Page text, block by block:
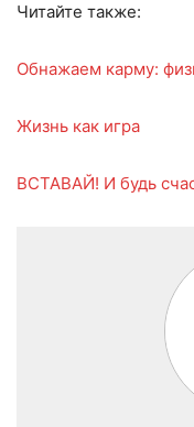
Читайте также:
Обнажаем карму:
Жизнь как игра
ВСТАВАЙ! И будь